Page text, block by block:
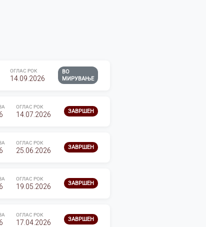
ОГЛАС РОК
14.09.2026
ВО
МИРУВАЊЕ
ОГЛАС РОК
14.07.2026 ЗАВРШЕН
ОГЛАС РОК
25.06.2026 ЗАВРШЕН
ОГЛАС РОК
19.05.2026 ЗАВРШЕН
ОГЛАС РОК
17.04.2026 ЗАВРШЕН